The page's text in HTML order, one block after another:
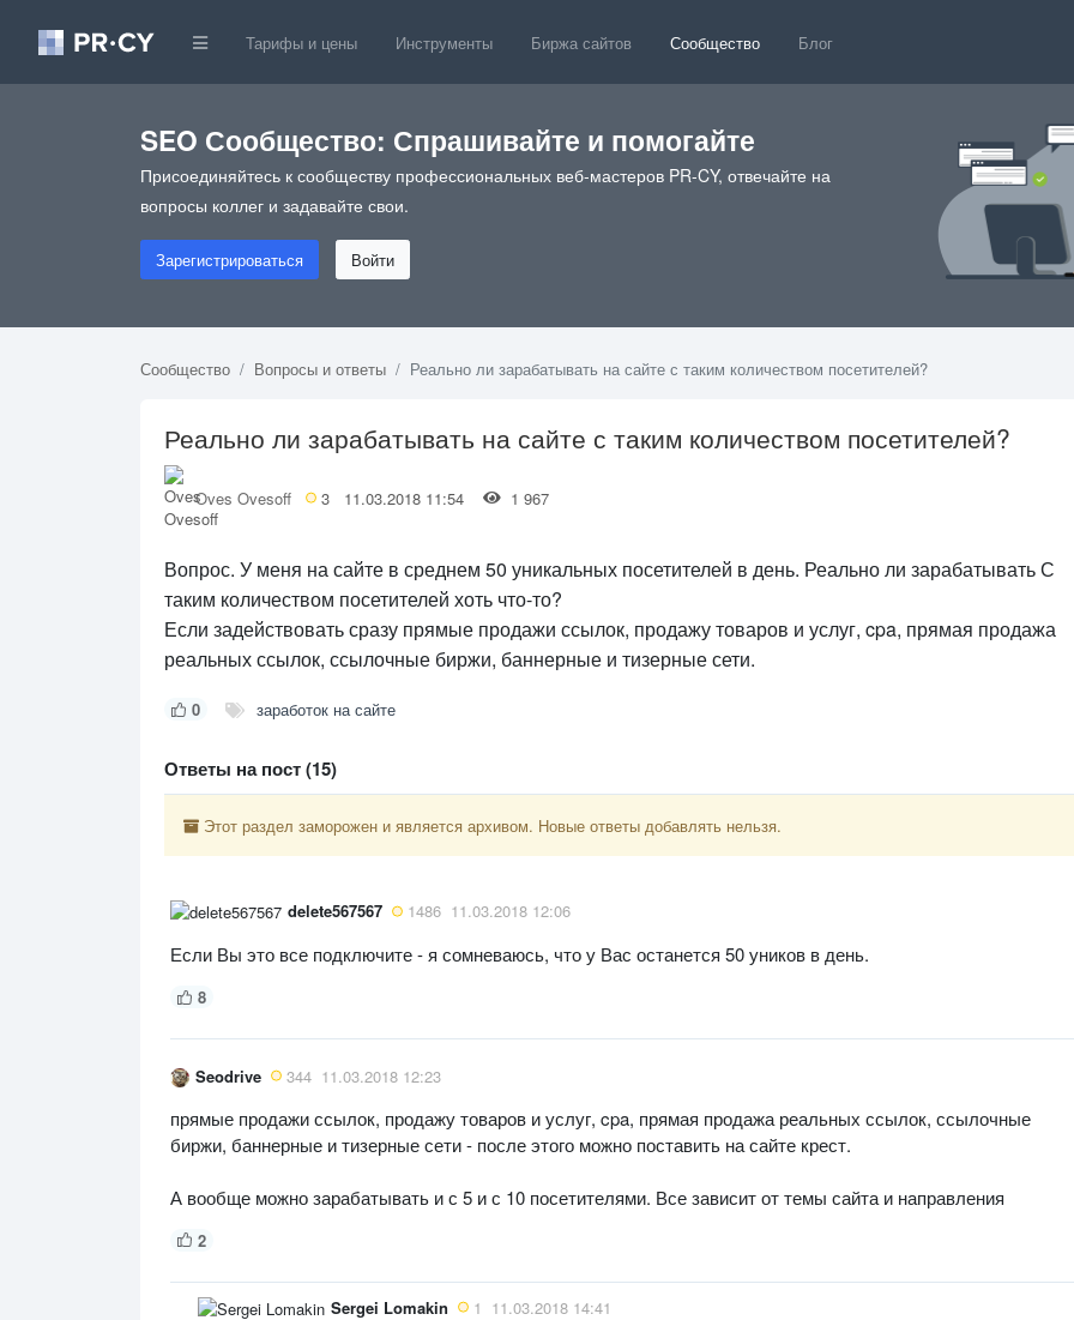
Тарифы и цены Инструменты Биржа сайтов Сообщество Блог
SEO Сообщество: Спрашивайте и помогайте
Присоединяйтесь к сообществу профессиональных веб-мастеров PR-CY, отвечайте на
вопросы коллег и задавайте свои.
Зарегистрироваться Войти
Сообщество Вопросы и ответы Реально ли зарабатывать на сайте с таким количеством посетителей?
Реально ли зарабатывать на сайте с таким количеством посетителей?
Oves Ovesoff 3 11.03.2018 11:54 1 967
Вопрос. У меня на сайте в среднем 50 уникальных посетителей в день. Реально ли зарабатывать С
таким количеством посетителей хоть что-то?
Если задействовать сразу прямые продажи ссылок, продажу товаров и услуг, cpa, прямая продажа
реальных ссылок, ссылочные биржи, баннерные и тизерные сети.
0 заработок на сайте
Ответы на пост (15)
Этот раздел заморожен и является архивом. Новые ответы добавлять нельзя.
delete567567 1486 11.03.2018 12:06
Если Вы это все подключите - я сомневаюсь, что у Вас останется 50 уников в день.
8
Seodrive 344 11.03.2018 12:23
прямые продажи ссылок, продажу товаров и услуг, cpa, прямая продажа реальных ссылок, ссылочные
биржи, баннерные и тизерные сети - после этого можно поставить на сайте крест.
А вообще можно зарабатывать и с 5 и с 10 посетителями. Все зависит от темы сайта и направления
2
Sergei Lomakin 1 11.03.2018 14:41